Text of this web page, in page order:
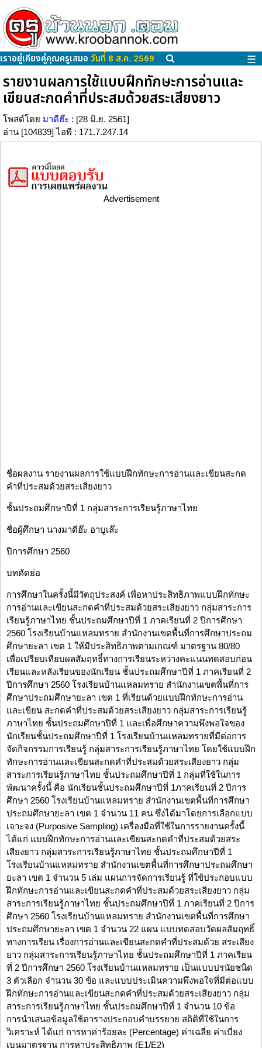
เราอยู่เคียงคู่คุณครูเสมอ วันที่ 8 ส.ค. 2569 ☰
รายงานผลการใช้แบบฝึกทักษะการอ่านและ
เขียนสะกดคำที่ประสมด้วยสระเสียงยาว
โพสต์โดย มาดีฮ๊ะ : [28 มิ.ย. 2561]
อ่าน [104839] ไอพี : 171.7.247.14
Advertisement
ชื่อผลงาน รายงานผลการใช้แบบฝึกทักษะการอ่านและเขียนสะกด
คำที่ประสมด้วยสระเสียงยาว
ชั้นประถมศึกษาปีที่ 1 กลุ่มสาระการเรียนรู้ภาษาไทย
ชื่อผู้ศึกษา นางมาดีฮ๊ะ อาบูเล๊ะ
ปีการศึกษา 2560
บทคัดย่อ
การศึกษาในครั้งนี้มีวัตถุประสงค์ เพื่อหาประสิทธิภาพแบบฝึกทักษะ
การอ่านและเขียนสะกดคำที่ประสมด้วยสระเสียงยาว กลุ่มสาระการ
เรียนรู้ภาษาไทย ชั้นประถมศึกษาปีที่ 1 ภาคเรียนที่ 2 ปีการศึกษา
2560 โรงเรียนบ้านแหลมทราย สำนักงานเขตพื้นที่การศึกษาประถม
ศึกษายะลา เขต 1 ให้มีประสิทธิภาพตามเกณฑ์ มาตรฐาน 80/80
เพื่อเปรียบเทียบผลสัมฤทธิ์ทางการเรียนระหว่างคะแนนทดสอบก่อน
เรียนและหลังเรียนของนักเรียน ชั้นประถมศึกษาปีที่ 1 ภาคเรียนที่ 2
ปีการศึกษา 2560 โรงเรียนบ้านแหลมทราย สำนักงานเขตพื้นที่การ
ศึกษาประถมศึกษายะลา เขต 1 ที่เรียนด้วยแบบฝึกทักษะการอ่าน
และเขียน สะกดคำที่ประสมด้วยสระเสียงยาว กลุ่มสาระการเรียนรู้
ภาษาไทย ชั้นประถมศึกษาปีที่ 1 และเพื่อศึกษาความพึงพอใจของ
นักเรียนชั้นประถมศึกษาปีที่ 1 โรงเรียนบ้านแหลมทรายที่มีต่อการ
จัดกิจกรรมการเรียนรู้ กลุ่มสาระการเรียนรู้ภาษาไทย โดยใช้แบบฝึก
ทักษะการอ่านและเขียนสะกดคำที่ประสมด้วยสระเสียงยาว กลุ่ม
สาระการเรียนรู้ภาษาไทย ชั้นประถมศึกษาปีที่ 1 กลุ่มที่ใช้ในการ
พัฒนาครั้งนี้ คือ นักเรียนชั้นประถมศึกษาปีที่ 1ภาคเรียนที่ 2 ปีการ
ศึกษา 2560 โรงเรียนบ้านแหลมทราย สำนักงานเขตพื้นที่การศึกษา
ประถมศึกษายะลา เขต 1 จำนวน 11 คน ซึ่งได้มาโดยการเลือกแบบ
เจาะจง (Purposive Sampling) เครื่องมือที่ใช้ในการรายงานครั้งนี้
ได้แก่ แบบฝึกทักษะการอ่านและเขียนสะกดคำที่ประสมด้วยสระ
เสียงยาว กลุ่มสาระการเรียนรู้ภาษาไทย ชั้นประถมศึกษาปีที่ 1
โรงเรียนบ้านแหลมทราย สำนักงานเขตพื้นที่การศึกษาประถมศึกษา
ยะลา เขต 1 จำนวน 5 เล่ม แผนการจัดการเรียนรู้ ที่ใช้ประกอบแบบ
ฝึกทักษะการอ่านและเขียนสะกดคำที่ประสมด้วยสระเสียงยาว กลุ่ม
สาระการเรียนรู้ภาษาไทย ชั้นประถมศึกษาปีที่ 1 ภาคเรียนที่ 2 ปีการ
ศึกษา 2560 โรงเรียนบ้านแหลมทราย สำนักงานเขตพื้นที่การศึกษา
ประถมศึกษายะลา เขต 1 จำนวน 22 แผน แบบทดสอบวัดผลสัมฤทธิ์
ทางการเรียน เรื่องการอ่านและเขียนสะกดคำที่ประสมด้วย สระเสียง
ยาว กลุ่มสาระการเรียนรู้ภาษาไทย ชั้นประถมศึกษาปีที่ 1 ภาคเรียน
ที่ 2 ปีการศึกษา 2560 โรงเรียนบ้านแหลมทราย เป็นแบบปรนัยชนิด
3 ตัวเลือก จำนวน 30 ข้อ และแบบประเมินความพึงพอใจที่มีต่อแบบ
ฝึกทักษะการอ่านและเขียนสะกดคำที่ประสมด้วยสระเสียงยาว กลุ่ม
สาระการเรียนรู้ภาษาไทย ชั้นประถมศึกษาปีที่ 1 จำนวน 10 ข้อ
การนำเสนอข้อมูลใช้ตารางประกอบคำบรรยาย สถิติที่ใช้ในการ
วิเคราะห์ ได้แก่ การหาค่าร้อยละ (Percentage) ค่าเฉลี่ย ค่าเบี่ยง
เบนมาตรฐาน การหาประสิทธิภาพ (E1/E2)